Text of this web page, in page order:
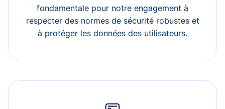
fondamentale pour notre engagement à
respecter des normes de sécurité robustes et
à protéger les données des utilisateurs.